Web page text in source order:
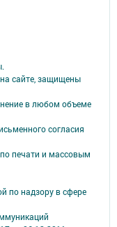
сайте, защищены
в любом объеме
согласия
печати и массовым
по надзору в сфере